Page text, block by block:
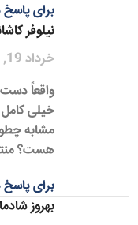
برای
نیلوفر
خرداد 19, 1404 در 2:12 ب.ظ
واقعاً
خیلی
مشابه
هست؟
برای
بهروز